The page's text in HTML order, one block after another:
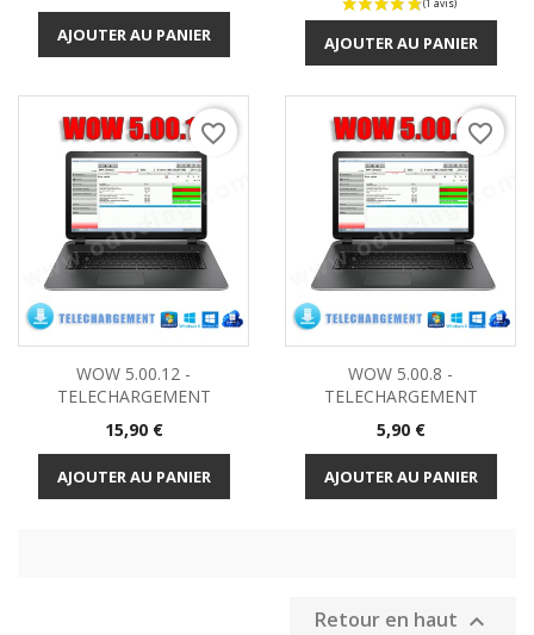
AJOUTER AU PANIER AJOUTER AU PANIER
WOW 5.00.12 -
TELECHARGEMENT
Prix
15,90 €
AJOUTER AU PANIER
favorite_border
WOW 5.00.8 -
TELECHARGEMENT
Prix
5,90 €
AJOUTER AU PANIER
favorite_border
Retour en haut 